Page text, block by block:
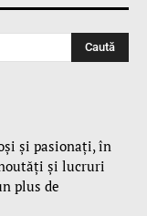
Caută
şi pasionaţi, în
şi lucruri
plus de